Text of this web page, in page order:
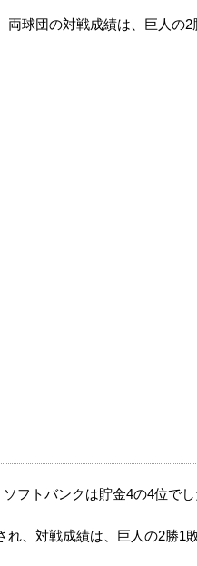
球団の対戦成績は、巨人の2
フトバンクは貯金4の4位でし
、対戦成績は、巨人の2勝1敗